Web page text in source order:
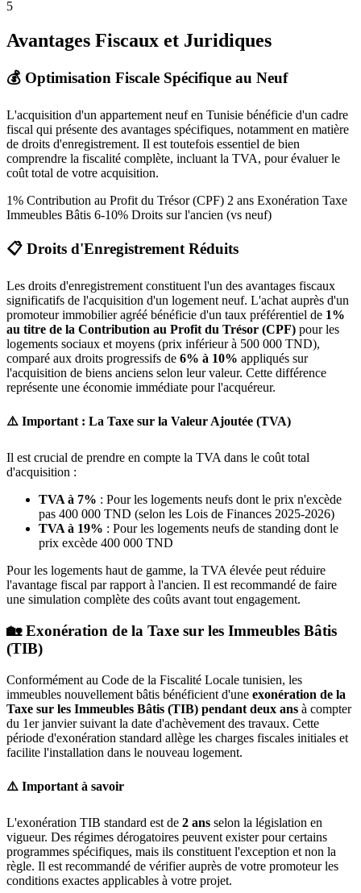
5
Avantages Fiscaux et Juridiques
💰 Optimisation Fiscale Spécifique au Neuf
L'acquisition d'un appartement neuf en Tunisie bénéficie d'un cadre
fiscal qui présente des avantages spécifiques, notamment en matière
de droits d'enregistrement. Il est toutefois essentiel de bien
comprendre la fiscalité complète, incluant la TVA, pour évaluer le
coût total de votre acquisition.
1% Contribution au Profit du Trésor (CPF) 2 ans Exonération Taxe
Immeubles Bâtis 6-10% Droits sur l'ancien (vs neuf)
📋 Droits d'Enregistrement Réduits
Les droits d'enregistrement constituent l'un des avantages fiscaux
significatifs de l'acquisition d'un logement neuf. L'achat auprès d'un
promoteur immobilier agréé bénéficie d'un taux préférentiel de 1%
au titre de la Contribution au Profit du Trésor (CPF) pour les
logements sociaux et moyens (prix inférieur à 500 000 TND),
comparé aux droits progressifs de 6% à 10% appliqués sur
l'acquisition de biens anciens selon leur valeur. Cette différence
représente une économie immédiate pour l'acquéreur.
⚠️ Important : La Taxe sur la Valeur Ajoutée (TVA)
Il est crucial de prendre en compte la TVA dans le coût total
d'acquisition :
TVA à 7% : Pour les logements neufs dont le prix n'excède
pas 400 000 TND (selon les Lois de Finances 2025-2026)
TVA à 19% : Pour les logements neufs de standing dont le
prix excède 400 000 TND
Pour les logements haut de gamme, la TVA élevée peut réduire
l'avantage fiscal par rapport à l'ancien. Il est recommandé de faire
une simulation complète des coûts avant tout engagement.
🏡 Exonération de la Taxe sur les Immeubles Bâtis
(TIB)
Conformément au Code de la Fiscalité Locale tunisien, les
immeubles nouvellement bâtis bénéficient d'une exonération de la
Taxe sur les Immeubles Bâtis (TIB) pendant deux ans à compter
du 1er janvier suivant la date d'achèvement des travaux. Cette
période d'exonération standard allège les charges fiscales initiales et
facilite l'installation dans le nouveau logement.
⚠️ Important à savoir
L'exonération TIB standard est de 2 ans selon la législation en
vigueur. Des régimes dérogatoires peuvent exister pour certains
programmes spécifiques, mais ils constituent l'exception et non la
règle. Il est recommandé de vérifier auprès de votre promoteur les
conditions exactes applicables à votre projet.